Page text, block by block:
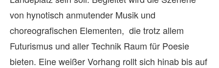
von hynotisch anmutender Musik und
choreografischen Elementen, die trotz allem
Futurismus und aller Technik Raum für Poesie
bieten. Eine weißer Vorhang rollt sich hinab bis auf